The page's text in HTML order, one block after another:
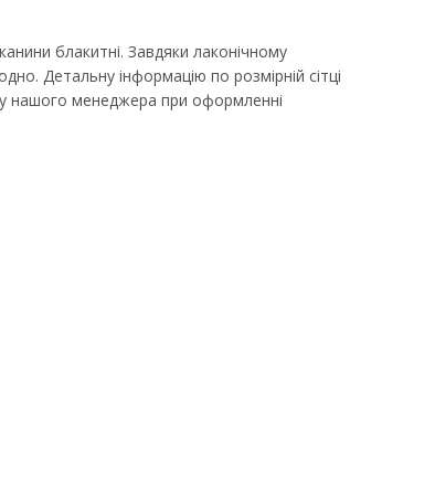
блакитні. Завдяки лаконічному
Детальну інформацію по розмірній сітці
нашого менеджера при оформленні